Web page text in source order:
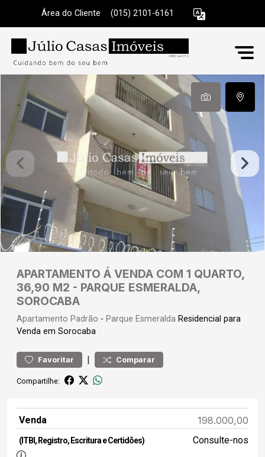
Área do Cliente (015) 2101-6161
APARTAMENTO Á VENDA COM 1 QUARTO,
36,90 M2 - PARQUE ESMERALDA,
SOROCABA
Apartamento Padrão - Parque Esmeralda Residencial para
Venda em Sorocaba
Favoritar | Comparar
Compartilhe:
Venda 198.000,00
(ITBI, Registro, Escritura e Certidões) Consulte-nos